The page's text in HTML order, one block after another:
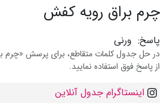
چرم براق رویه کفش
پاسخ: ورنی
در حل جدول کلمات متقاطع، برای پرسش «چرم
از پاسخ فوق استفاده نمایید.
اینستاگرام جدول آنلاین